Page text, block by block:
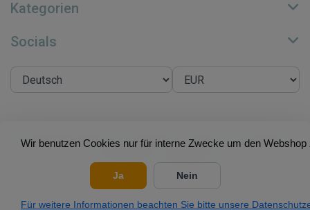
Wir benutzen Cookies nur für interne Zwecke um den
Ja Nein
Für weitere Informationen beachten Sie bitte unsere
Kategorien
Socials
© Copyright 2026 Su.B Collection - Theme by Frontlabel -